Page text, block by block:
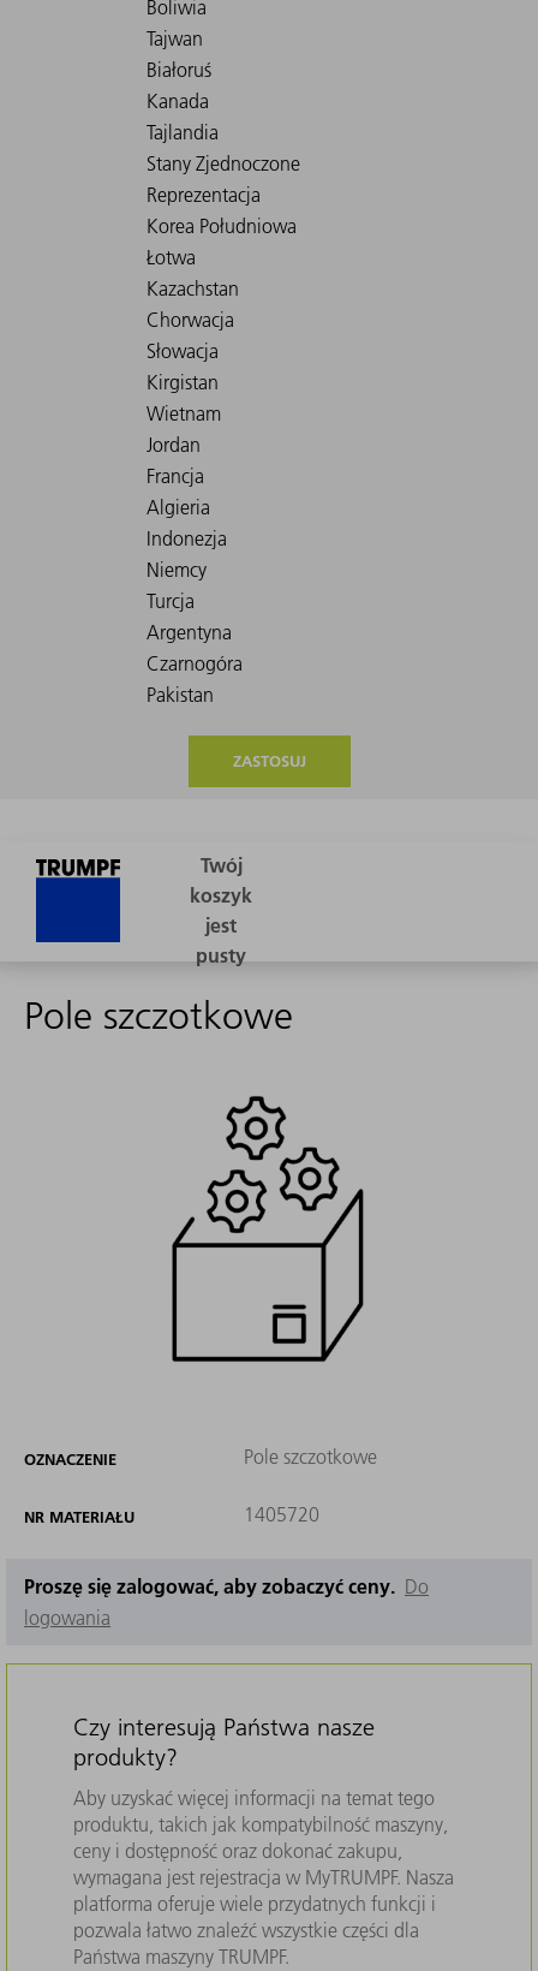
ZASTOSUJ
Pole szczotkowe
OZNACZENIE Pole szczotkowe
NR MATERIAŁU 1405720
Proszę się zalogować, aby zobaczyć ceny. Do
logowania
Czy interesują Państwa nasze
produkty?
Aby uzyskać więcej informacji na temat tego
produktu, takich jak kompatybilność maszyny,
ceny i dostępność oraz dokonać zakupu,
wymagana jest rejestracja w MyTRUMPF. Nasza
platforma oferuje wiele przydatnych funkcji i
pozwala łatwo znaleźć wszystkie części dla
Państwa maszyny TRUMPF.